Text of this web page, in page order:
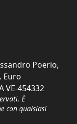
Poerio,
Euro
VE-454332
È
con qualsiasi